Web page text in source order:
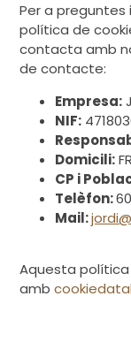
Per a
política de
contacta amb
de contacte:
Empresa:
NIF:
Domicili:
CP i
Telèfon:
Mail:
Aquesta
amb